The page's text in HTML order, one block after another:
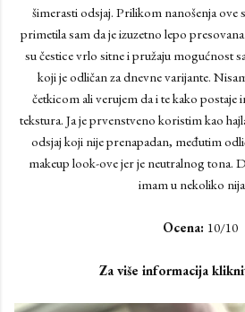
šimerasti odsjaj. Prilikom nanošenja ove
primetila sam da je izuzetno lepo
su čestice vrlo sitne i pružaju mogućnost
koji je odličan za dnevne varijante.
četkicom ali verujem da i te kako postaje
tekstura. Ja je prvenstveno koristim kao
odsjaj koji nije prenapadan, međutim
makeup look-ove jer je neutralnog tona.
imam u nekoliko
Ocena: 10/10
Za više informacija